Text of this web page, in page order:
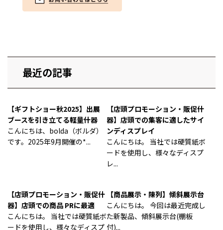
最近の記事
【ギフトショー秋2025】出展
ブースを引き立てる軽量什器
こんにちは、bolda（ボルダ）
です。2025年9月開催の*...
【店頭プロモーション・販促什
器】店頭での集客に適したサイ
ンディスプレイ
こんにちは。 当社では硬質紙ボ
ードを使用し、様々なディスプ
レ...
【店頭プロモーション・販促什
器】店頭での商品 PRに最適
こんにちは。 当社では硬質紙ボ
ードを使用し、様々なディスプ
【商品展示・陳列】傾斜展示台
こんにちは。 今回は最近完成し
た新製品、傾斜展示台(棚板
付)...